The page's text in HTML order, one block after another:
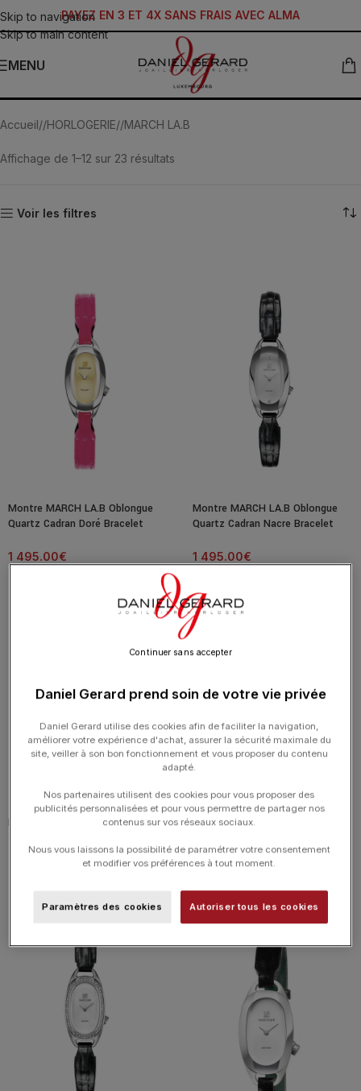
Skip to navigation
Skip to main content
PAYEZ EN 3 ET 4X SANS FRAIS AVEC ALMA
MENU Oblongue
Accueil/ HORLOGERIE/ MARCH LA.B
Affichage de 1–12 sur 23 résultats
Voir les filtres
Montre MARCH LA.B Oblongue
Quartz Cadran Doré Bracelet
1 495.00€
Montre MARCH LA.B Oblongue
Quartz Cadran Nacre Bracelet
1 495.00€
Montre MARCH LA.B Oblongue Or
Bracelet Cuir
Montre MARCH LA.B Oblongue
Cadran Blanc Bracelet Cuir
3 995.00€
Daniel Gerard prend soin de votre vie privée
Daniel Gerard utilise des cookies afin de faciliter la navigation,
améliorer votre expérience d'achat, assurer la sécurité maximale du
site, veiller à son bon fonctionnement et vous proposer du contenu
adapté.
Nos partenaires utilisent des cookies pour vous proposer des
publicités personnalisées et pour vous permettre de partager nos
contenus sur vos réseaux sociaux.
Nous vous laissons la possibilité de paramétrer votre consentement
et modifier vos préférences à tout moment.
Paramètres des cookies Autoriser tous les cookies
Continuer sans accepter